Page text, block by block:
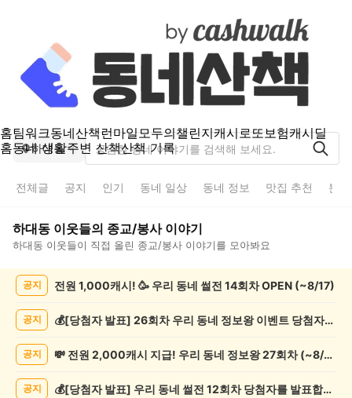
홈팀워크동네산책런마일모두의챌린지캐시로또보험캐시딜
홈동네 생활주변 산책산책 기록
하대동
전체글 공지 인기 동네 일상 동네 정보 맛집 추천 분
하대동 이웃들의 종교/봉사이야기
하대동 이웃들이 직접 올린 종교/봉사 이야기를 모아봐요
공지 전원 1,000캐시! 🥳 우리 동네 썰전 14회차 OPEN (~8/17)
공지 💰[당첨자 발표] 26회차 우리 동네 정보왕 이벤트 당첨자를 발표합니다!
공지 💸 전원 2,000캐시 지급! 우리 동네 정보왕 27회차 (~8/10)
공지 💰[당첨자 발표] 우리 동네 썰전 12회차 당첨자를 발표합니다!